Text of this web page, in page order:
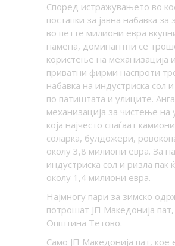
Според истражувањето во
постапки за јавна набавка
во петте милиони евра
намена, доминантни се
користење на механизација
приватни фирми наспроти
набавка на индустриска сол
по патиштата и улиците.
механизација за чистење на
која најчесто спаѓаат
соларка, булдожери,
околу 3,8 милиони евра. За
индустриска сол и ризла пак
околу 1,4 милиони евра.
Најмногу пари за зимско
потрошат ЈП Македонија
Општина Тетово.
Само ЈП Македонија пат, кое